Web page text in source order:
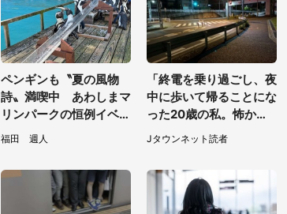
ペンギンも〝夏の風物
詩〟満喫中 あわしまマ
リンパークの恒例イベン
トに2.2万興奮「ずっと
見てたい」
福田 週人
「終電を乗り過ごし、夜
中に歩いて帰ることにな
った20歳の私。怖かっ
たけど、信号待ちの車に
道を尋ねたら...」（埼玉
Jタウンネット読者